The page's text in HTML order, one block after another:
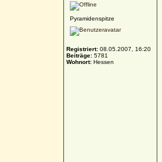
Pyramidenspitze
Registriert:08.05.2007, 16:20
Beiträge:5781
Wohnort:Hessen